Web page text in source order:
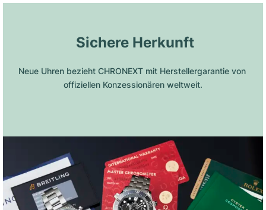
Sichere Herkunft
Neue Uhren bezieht CHRONEXT mit Herstellergarantie von
offiziellen Konzessionären weltweit.